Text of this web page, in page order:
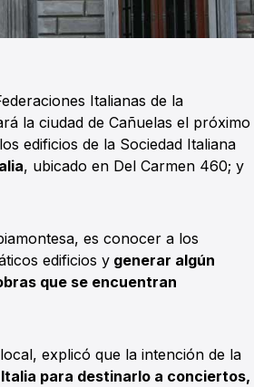
Italianas de la
la ciudad de Cañuelas el próximo
edificios de la Sociedad Italiana
, ubicado en Del Carmen 460; y
es conocer a los
edificios y generar algún
que se encuentran
explicó que la intención de la
para destinarlo a conciertos,